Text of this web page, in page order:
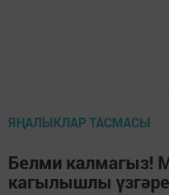
ЯҢАЛЫКЛАР ТАСМАСЫ
Белми калмагыз!
кагылышлы